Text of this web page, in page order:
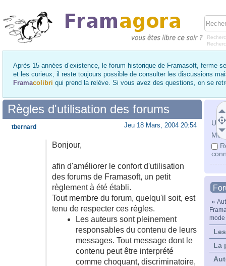
Après 15 années d’existence, le forum historique de Framasoft, ferme
et les curieux, il reste toujours possible de consulter les discussions
Framacolibri qui prend la relève. Si vous avez des questions, on se
Mot
»
La
Règles d'utilisation des forums
Jeu 18 Mars, 2004 20:54
Bonjour,
afin d'améliorer le confort d'utilisation
des forums de Framasoft, un petit
règlement à été établi.
Tout membre du forum, quelqu'il soit, est
tenu de respecter ces règles.
Les auteurs sont pleinement
responsables du contenu de leurs
messages. Tout message dont le
contenu peut être interprété
comme choquant, discriminatoire,
tbernard